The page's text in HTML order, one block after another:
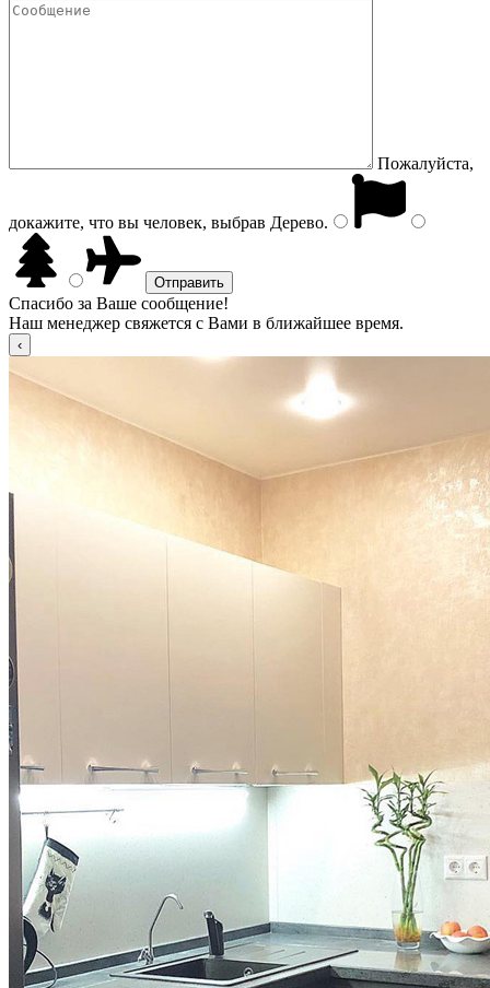
Пожалуйста,
докажите, что вы человек, выбрав Дерево.
Спасибо за Ваше сообщение!
Наш менеджер свяжется с Вами в ближайшее время.